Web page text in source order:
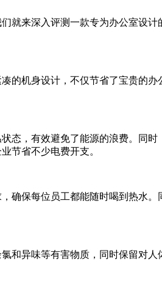
就来深入评测一款专为办公室设
的机身设计，不仅节省了宝贵的办
态，有效避免了能源的浪费。同
节省不少电费开支。
确保每位员工都能随时喝到热水。
和异味等有害物质，同时保留对